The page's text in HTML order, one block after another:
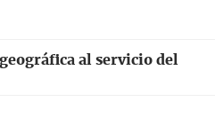
al servicio del